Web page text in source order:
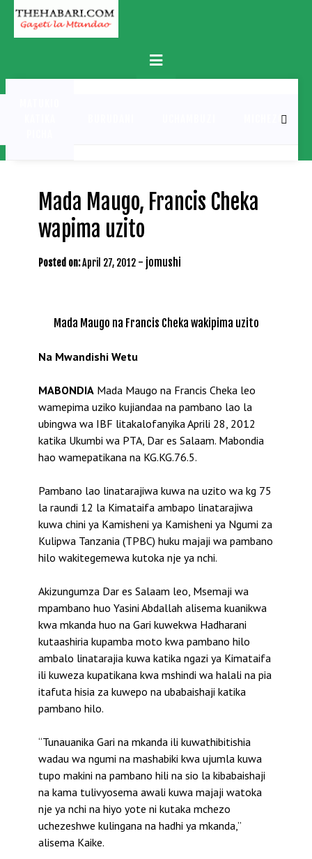
Skip
content
Primary
Menu
MICHEZO
Mada Maugo, Francis Cheka
wapima uzito
Posted on:April 27, 2012 - jomushi
Mada Maugo na Francis Cheka wakipima uzito
Na Mwandishi Wetu
MABONDIA Mada Maugo na Francis Cheka leo
wamepima uziko kujiandaa na pambano lao la
ubingwa wa IBF litakalofanyika Aprili 28, 2012
katika Ukumbi wa PTA, Dar es Salaam. Mabondia
hao wamepatikana na KG.KG.76.5.
Pambano lao linatarajiwa kuwa na uzito wa kg 75
la raundi 12 la Kimataifa ambapo linatarajiwa
kuwa chini ya Kamisheni ya Kamisheni ya Ngumi za
Kulipwa Tanzania (TPBC) huku majaji wa pambano
hilo wakitegemewa kutoka nje ya nchi.
Akizungumza Dar es Salaam leo, Msemaji wa
mpambano huo Yasini Abdallah alisema kuanikwa
kwa mkanda huo na Gari kuwekwa Hadharani
kutaashiria kupamba moto kwa pambano hilo
ambalo linatarajia kuwa katika ngazi ya Kimataifa
ili kuweza kupatikana kwa mshindi wa halali na pia
itafuta hisia za kuwepo na ubabaishaji katika
pambano hilo.
“Tunauanika Gari na mkanda ili kuwathibitishia
wadau wa ngumi na mashabiki kwa ujumla kuwa
tupo makini na pambano hili na sio la kibabaishaji
na kama tulivyosema awali kuwa majaji watoka
nje ya nchi na hiyo yote ni kutaka mchezo
uchezeshwe kulingana na hadhi ya mkanda,”
alisema Kaike.